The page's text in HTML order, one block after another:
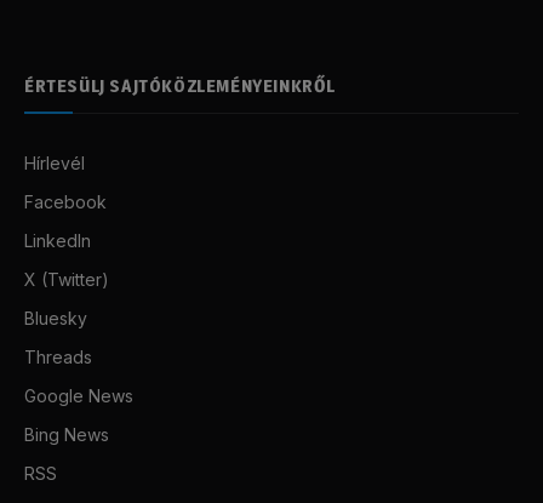
ÉRTESÜLJ SAJTÓKÖZLEMÉNYEINKRŐL
Hírlevél
Facebook
LinkedIn
X (Twitter)
Bluesky
Threads
Google News
Bing News
RSS